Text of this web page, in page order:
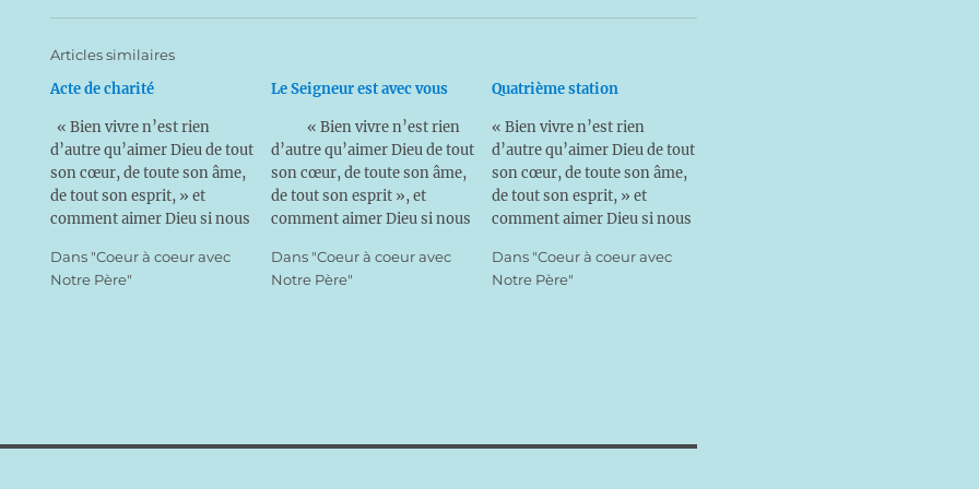
Articles similaires
Acte de charité
« Bien vivre n’est rien
d’autre qu’aimer Dieu de tout
son cœur, de toute son âme,
de tout son esprit, » et
comment aimer Dieu si nous
Aimer Dieu ! Vaste
programme ! Et l’aimerons-
Dans "Coeur à coeur avec
Notre Père"
Le Seigneur est avec vous
« Bien vivre n’est rien
d’autre qu’aimer Dieu de tout
son cœur, de toute son âme,
de tout son esprit », et
comment aimer Dieu si nous
Aimer Dieu ! Vaste
programme ! Et l’aimerons-
Dans "Coeur à coeur avec
Notre Père"
Quatrième station
« Bien vivre n’est rien
d’autre qu’aimer Dieu de tout
son cœur, de toute son âme,
de tout son esprit, » et
comment aimer Dieu si nous
Aimer Dieu ! Vaste
programme ! Et l’aimerons-
Dans "Coeur à coeur avec
Notre Père"